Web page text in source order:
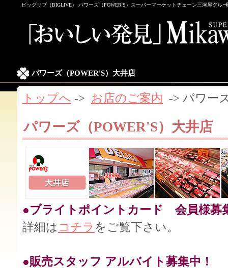
パワーズ（POWER'S）大井店
ビッグリブ（BIGLIVE） パワーズ（POWER'S）スーパーマーケットチェーン三河屋グル
トップへ -> お店のご案内 -> パワー
パワーズ（POWER'S）大井店
●ブライトポイントカード 会員様募
詳細は コチラ をご覧下さい。
●販売スタッフ アルバイト募集中！